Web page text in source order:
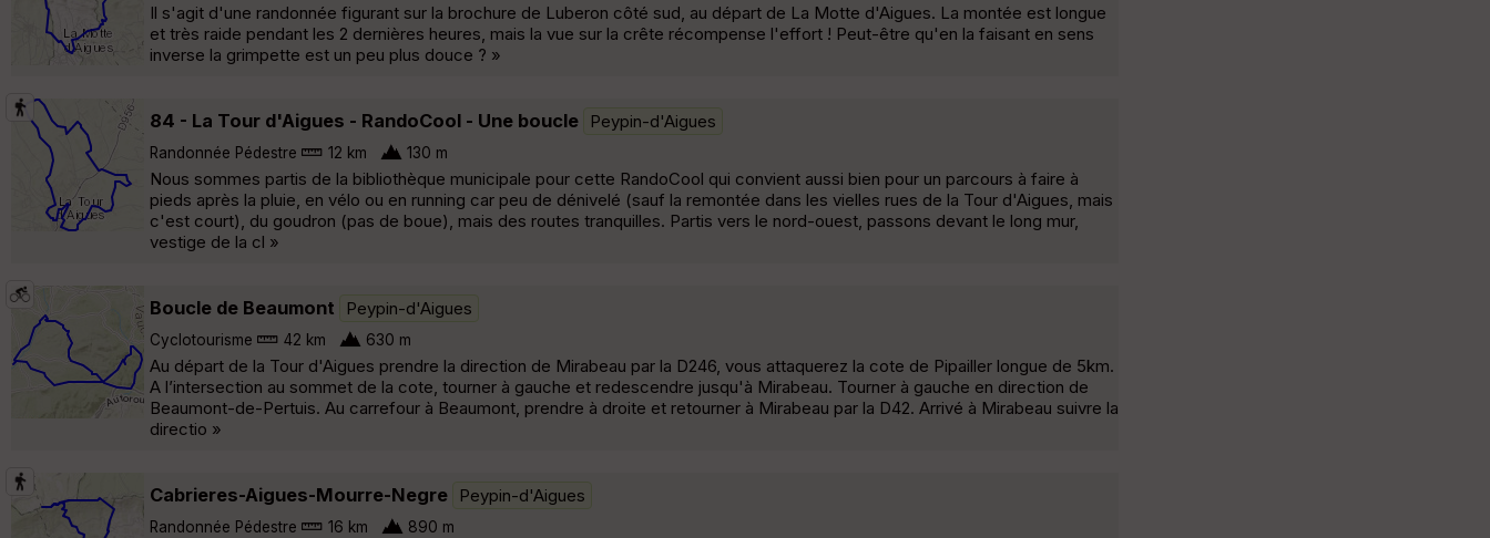
Il s'agit d'une randonnée figurant sur la brochure de Luberon côté sud, au départ de La Motte d'Aigues. La montée est longue
et très raide pendant les 2 dernières heures, mais la vue sur la crête récompense l'effort ! Peut-être qu'en la faisant en sens
inverse la grimpette est un peu plus douce ? »
84 - La Tour d'Aigues - RandoCool - Une boucle Peypin-d'Aigues
Randonnée Pédestre 12 km 130 m
Nous sommes partis de la bibliothèque municipale pour cette RandoCool qui convient aussi bien pour un parcours à faire à
pieds après la pluie, en vélo ou en running car peu de dénivelé (sauf la remontée dans les vielles rues de la Tour d'Aigues, mais
c'est court), du goudron (pas de boue), mais des routes tranquilles. Partis vers le nord-ouest, passons devant le long mur,
vestige de la cl »
Boucle de Beaumont Peypin-d'Aigues
Cyclotourisme 42 km 630 m
Au départ de la Tour d'Aigues prendre la direction de Mirabeau par la D246, vous attaquerez la cote de Pipailler longue de 5km.
A l’intersection au sommet de la cote, tourner à gauche et redescendre jusqu'à Mirabeau. Tourner à gauche en direction de
Beaumont-de-Pertuis. Au carrefour à Beaumont, prendre à droite et retourner à Mirabeau par la D42. Arrivé à Mirabeau suivre la
directio »
Cabrieres-Aigues-Mourre-Negre Peypin-d'Aigues
Randonnée Pédestre 16 km 890 m